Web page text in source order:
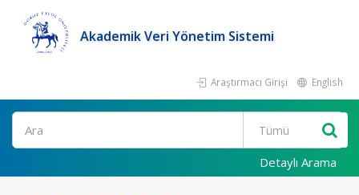
Akademik Veri Yönetim Sistemi
Araştırmacı Girişi English
Ara
Detaylı Arama